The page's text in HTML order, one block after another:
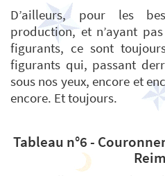
D’ailleurs, pour les
production, et n’ayant
figurants, ce sont
figurants qui, passant
sous nos yeux, encore et
encore. Et toujours.
Tableau n°6 -